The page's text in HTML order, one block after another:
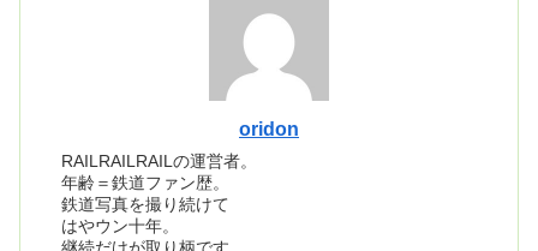
oridon
RAILRAILRAILの運営者。
年齢＝鉄道ファン歴。
鉄道写真を撮り続けて
はやウン十年。
継続だけが取り柄です。